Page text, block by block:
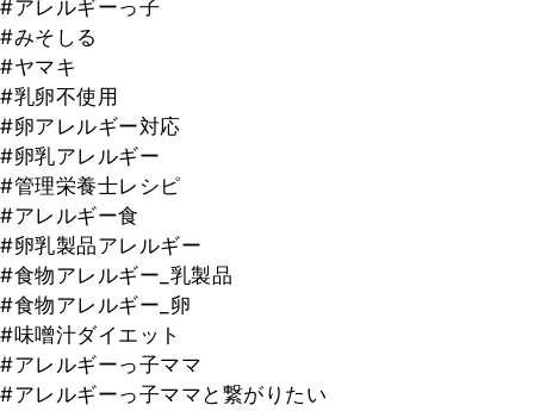
#アレルギーっ子
#みそしる
#ヤマキ
#乳卵不使用
#卵アレルギー対応
#卵乳アレルギー
#管理栄養士レシピ
#アレルギー食
#卵乳製品アレルギー
#食物アレルギー_乳製品
#食物アレルギー_卵
#味噌汁ダイエット
#アレルギーっ子ママ
#アレルギーっ子ママと繋がりたい